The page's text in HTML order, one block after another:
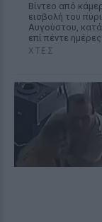
Βίντεο από
εισβολή του
Αυγούστου, κατά
επί πέντε
ΧΤΕΣ